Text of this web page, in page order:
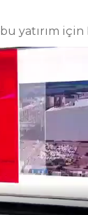
yatırım